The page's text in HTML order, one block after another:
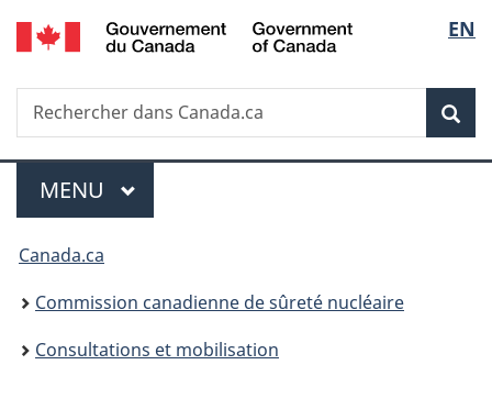
Passer
au
principal
de
la
EN
Recherche
Rechercher
dans
Menu
MENU PRINCIPAL
Vous
êtes
ici
Canada.ca
Commission canadienne de sûreté nucléaire
Consultations et mobilisation